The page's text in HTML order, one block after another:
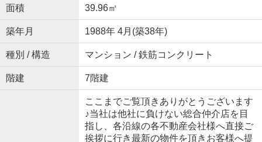
面積 39.96㎡
築年月 1988年 4月(築38年)
種別 / 構造 マンション / 鉄筋コンクリート
階建 7階建
ここまでご覧頂きありがとうございます
♪当社は他社に負けない総合仲介店を目
指し、各沿線の各不動産会社様へ直接ご
挨拶に行き最新の物件を頂きお客様へ提